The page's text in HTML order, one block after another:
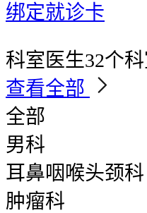
绑定就诊卡
科室医生32个
查看全部
全部
男科
耳鼻咽喉头颈科
肿瘤科